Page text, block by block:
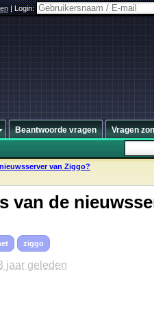
|Login:
Beantwoorde vragen Vragen
van Ziggo?
van de
ziggo
jaar geleden